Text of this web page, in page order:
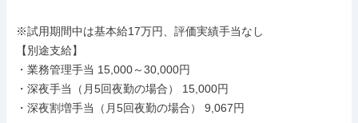
※試用期間中は基本給17万円、評価実績手当なし
【別途支給】
・業務管理手当 15,000～30,000円
・深夜手当（月5回夜勤の場合） 15,000円
・深夜割増手当（月5回夜勤の場合） 9,067円